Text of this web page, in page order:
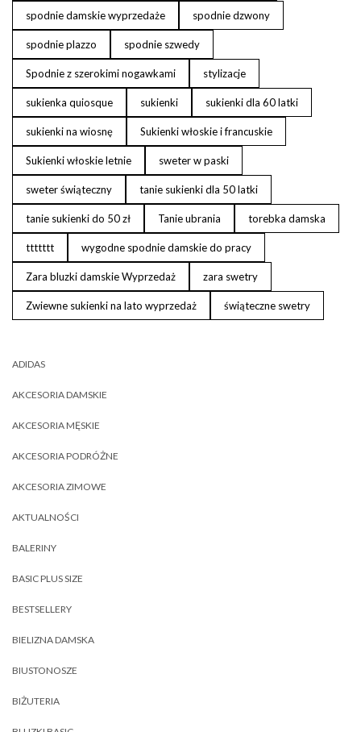
spodnie damskie wyprzedaże spodnie dzwony
spodnie plazzo spodnie szwedy
Spodnie z szerokimi nogawkami stylizacje
sukienka quiosque sukienki sukienki dla 60 latki
sukienki na wiosnę Sukienki włoskie i francuskie
Sukienki włoskie letnie sweter w paski
sweter świąteczny tanie sukienki dla 50 latki
tanie sukienki do 50 zł Tanie ubrania torebka damska
ttttttt wygodne spodnie damskie do pracy
Zara bluzki damskie Wyprzedaż zara swetry
Zwiewne sukienki na lato wyprzedaż świąteczne swetry
ADIDAS
AKCESORIA DAMSKIE
AKCESORIA MĘSKIE
AKCESORIA PODRÓŻNE
AKCESORIA ZIMOWE
AKTUALNOŚCI
BALERINY
BASIC PLUS SIZE
BESTSELLERY
BIELIZNA DAMSKA
BIUSTONOSZE
BIŻUTERIA